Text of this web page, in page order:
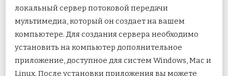
локальный сервер потоковой передачи
мультимедиа, который он создает на вашем
компьютере. Для создания сервера необходимо
установить на компьютер дополнительное
приложение, доступное для систем Windows, Mac и
Linux. После установки приложения вы можете